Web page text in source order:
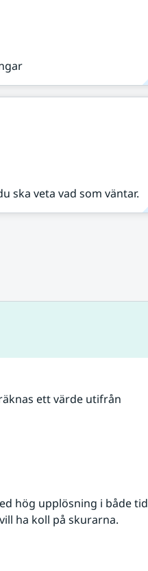
ska veta vad som väntar.
ett värde utifrån
hög upplösning i både tid
ha koll på skurarna.